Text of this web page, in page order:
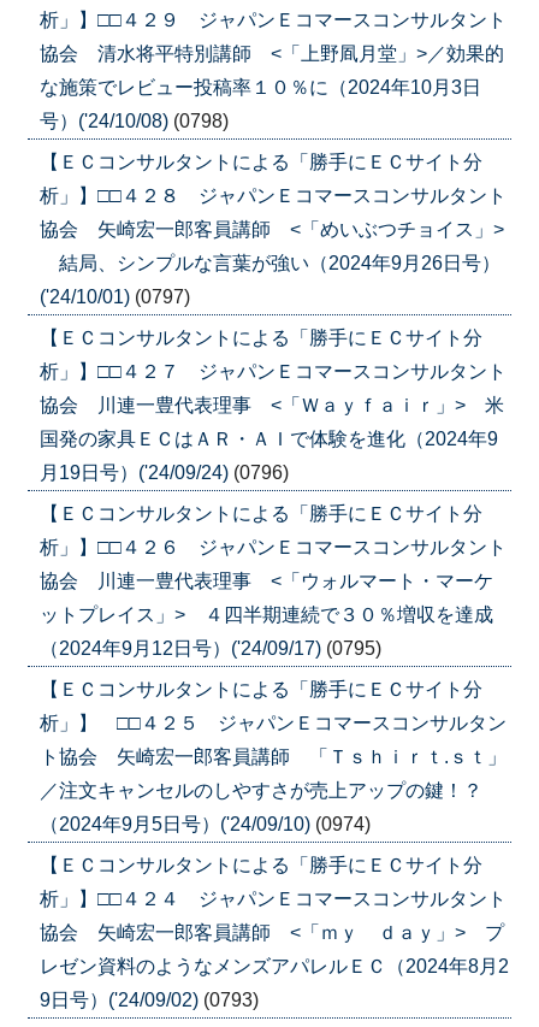
析」】□□４２９ ジャパンＥコマースコンサルタント
協会 清水将平特別講師 <「上野凮月堂」>／効果的
な施策でレビュー投稿率１０％に（2024年10月3日
号）('24/10/08) (0798)
【ＥＣコンサルタントによる「勝手にＥＣサイト分
析」】□□４２８ ジャパンＥコマースコンサルタント
協会 矢崎宏一郎客員講師 <「めいぶつチョイス」>
結局、シンプルな言葉が強い（2024年9月26日号）
('24/10/01) (0797)
【ＥＣコンサルタントによる「勝手にＥＣサイト分
析」】□□４２７ ジャパンＥコマースコンサルタント
協会 川連一豊代表理事 <「Ｗａｙｆａｉｒ」> 米
国発の家具ＥＣはＡＲ・ＡＩで体験を進化（2024年9
月19日号）('24/09/24) (0796)
【ＥＣコンサルタントによる「勝手にＥＣサイト分
析」】□□４２６ ジャパンＥコマースコンサルタント
協会 川連一豊代表理事 <「ウォルマート・マーケ
ットプレイス」> ４四半期連続で３０％増収を達成
（2024年9月12日号）('24/09/17) (0795)
【ＥＣコンサルタントによる「勝手にＥＣサイト分
析」】 □□４２５ ジャパンＥコマースコンサルタン
ト協会 矢崎宏一郎客員講師 「Ｔｓｈｉｒｔ.ｓｔ」
／注文キャンセルのしやすさが売上アップの鍵！？
（2024年9月5日号）('24/09/10) (0974)
【ＥＣコンサルタントによる「勝手にＥＣサイト分
析」】□□４２４ ジャパンＥコマースコンサルタント
協会 矢崎宏一郎客員講師 <「ｍｙ ｄａｙ」> プ
レゼン資料のようなメンズアパレルＥＣ（2024年8月2
9日号）('24/09/02) (0793)